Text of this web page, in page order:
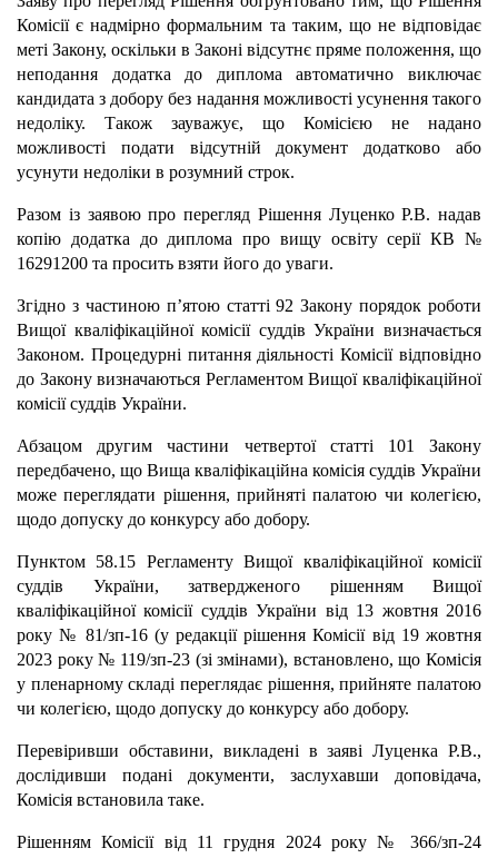
Комісії є надмірно формальним та таким, що не відповідає
меті Закону, оскільки в Законі відсутнє пряме положення, що
неподання додатка до диплома автоматично виключає
кандидата з добору без надання можливості усунення такого
недоліку. Також зауважує, що Комісією не надано
можливості подати відсутній документ додатково або
усунути недоліки в розумний строк.
Разом із заявою про перегляд Рішення Луценко Р.В. надав
копію додатка до диплома про вищу освіту серії КВ №
16291200 та просить взяти його до уваги.
Згідно з частиною п’ятою статті 92 Закону порядок роботи
Вищої кваліфікаційної комісії суддів України визначається
Законом. Процедурні питання діяльності Комісії відповідно
до Закону визначаються Регламентом Вищої кваліфікаційної
комісії суддів України.
Абзацом другим частини четвертої статті 101 Закону
передбачено, що Вища кваліфікаційна комісія суддів України
може переглядати рішення, прийняті палатою чи колегією,
щодо допуску до конкурсу або добору.
Пунктом 58.15 Регламенту Вищої кваліфікаційної комісії
суддів України, затвердженого рішенням Вищої
кваліфікаційної комісії суддів України від 13 жовтня 2016
року № 81/зп-16 (у редакції рішення Комісії від 19 жовтня
2023 року № 119/зп-23 (зі змінами), встановлено, що Комісія
у пленарному складі переглядає рішення, прийняте палатою
чи колегією, щодо допуску до конкурсу або добору.
Перевіривши обставини, викладені в заяві Луценка Р.В.,
дослідивши подані документи, заслухавши доповідача,
Комісія встановила таке.
Рішенням Комісії від 11 грудня 2024 року № 366/зп-24